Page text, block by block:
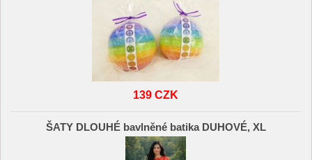
139 CZK
ŠATY DLOUHÉ bavlněné batika DUHOVÉ, XL